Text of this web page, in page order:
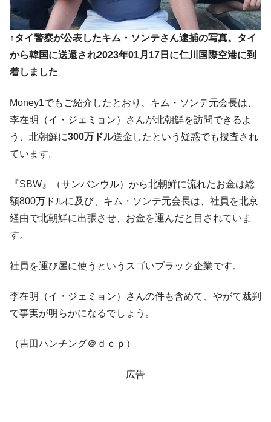
する差別。許してはおかぬ
『Money1』
韓国ボンクラ政策室長･金容範、株価暴落に
他人事のような発言。
Fact1
日本の誇る海洋資源調査船『白嶺』は先進技術の
塊！
府県とは？
Fact1 今話題の「楽天ライオンズ」とは？
える賞金とは？
Fact1 平成仮面ライダーの意外すぎるモチーフとは？
Fact1
発表から2日で大崩壊、鳴かず飛ばずに終わりそう
なスーパーリーグとは？
だった選手とは？
ている意外な選手とは？
セレクトセールの高額取引馬が稼いだ金額とは？
↑タイ警察が公表したキム・ソンテさん逮捕の写真。タイ
から韓国に送還され2023年01月17日に仁川国際空港に到
着しました
Money1でもご紹介したとおり、キム・ソンテ元会長は、
李在明（イ・ジェミョン）さんが北朝鮮を訪問できるよ
う、北朝鮮に300万ドル送金したという疑惑でも捜査され
ています。
『SBW』（サンバンウル）から北朝鮮に流れたお金は総
額800万ドルに及び、キム・ソンテ元会長は、社員を北京
経由で北朝鮮に出張させ、お金を運んだと目されていま
す。
社員を運び屋に使うというスゴいブラック企業です。
李在明（イ・ジェミョン）さんの件も含めて、やがて裁判
で事実が明らかになるでしょう。
（吉田ハンチング＠ｄｃｐ）
広告